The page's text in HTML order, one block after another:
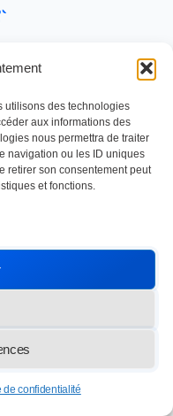
utilisons des technologies
aux informations des
nous permettra de traiter
navigation ou les ID uniques
retirer son consentement peut
et fonctions.
de confidentialité
NETTOYAGE
Meaux
01 64 36 48 20
réservés